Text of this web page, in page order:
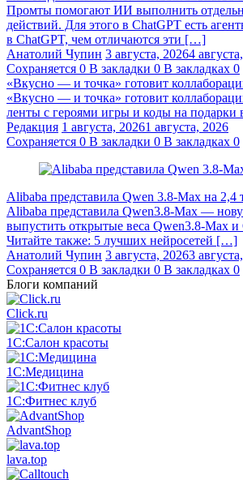
Промты помогают ИИ выполнить
действий. Для этого в ChatGPT есть
в ChatGPT, чем отличаются эти […]
Анатолий Чупин 3 августа, 20264
Сохраняется 0 В закладки 0 В закладках 0
«Вкусно — и точка» готовит
«Вкусно — и точка» готовит
ленты с героями игры и коды на подарки
Редакция 1 августа, 20261 августа, 2026
Сохраняется 0 В закладки 0 В закладках 0
Alibaba представила Qwen 3.8‑Max на
Alibaba представила Qwen3.8‑Max —
выпустить открытые веса Qwen3.8‑Max
Читайте также: 5 лучших нейросетей […]
Анатолий Чупин 3 августа, 20263
Сохраняется 0 В закладки 0 В закладках 0
Блоги компаний
Click.ru
1С:Салон красоты
1С:Медицина
1С:Фитнес клуб
AdvantShop
lava.top